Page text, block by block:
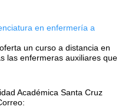
en enfermería a
un curso a distancia en
las enfermeras auxiliares que
Académica Santa Cruz